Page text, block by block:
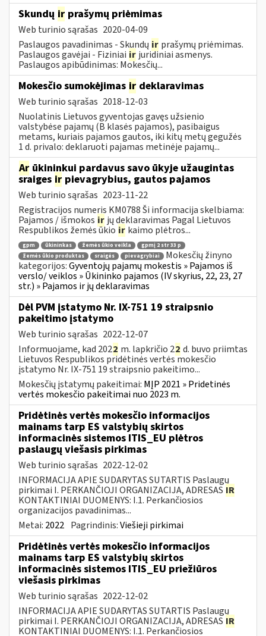
Skundų ir prašymų priėmimas
Web turinio sąrašas 2020-04-09
Paslaugos pavadinimas - Skundų ir prašymų priėmimas.
Paslaugos gavėjai - Fiziniai ir juridiniai asmenys.
Paslaugos apibūdinimas: Mokesčių...
Mokesčio sumokėjimas ir deklaravimas
Web turinio sąrašas 2018-12-03
Nuolatinis Lietuvos gyventojas gavęs užsienio
valstybėse pajamų (B klasės pajamos), pasibaigus
metams, kuriais pajamos gautos, iki kitų metų gegužės
1 d. privalo: deklaruoti pajamas metinėje pajamų...
Ar ūkininkui pardavus savo ūkyje užaugintas
sraiges ir pievagrybius, gautos pajamos
Web turinio sąrašas 2023-11-22
Registracijos numeris KM0788 Ši informacija skelbiama:
Pajamos / išmokos ir jų deklaravimas Pagal Lietuvos
Respublikos žemės ūkio ir kaimo plėtros...
gpm ūkininkas žemės ūkio veikla
gpmį 2 str 33 p
žemės ūkio produktas
sraigės pievagrybiai
Mokesčių žinyno
kategorijos:Gyventojų pajamų mokestis » Pajamos iš
verslo/ veiklos » Ūkininko pajamos (IV skyrius, 22, 23, 27
str.) » Pajamos ir jų deklaravimas
Dėl PVM įstatymo Nr. IX-751 19 straipsnio
pakeitimo įstatymo
Web turinio sąrašas 2022-12-07
Informuojame, kad 2022 m. lapkričio 22 d. buvo priimtas
Lietuvos Respublikos pridėtinės vertės mokesčio
įstatymo Nr. IX-751 19 straipsnio pakeitimo...
Mokesčių įstatymų pakeitimai: MĮP 2021 » Pridetinės
vertės mokesčio pakeitimai nuo 2023 m.
Pridėtinės vertės mokesčio informacijos
mainams tarp ES valstybių skirtos
informacinės sistemos ITIS_EU plėtros
paslaugų viešasis pirkimas
Web turinio sąrašas 2022-12-02
INFORMACIJA APIE SUDARYTAS SUTARTIS Paslaugų
pirkimai I. PERKANČIOJI ORGANIZACIJA, ADRESAS IR
KONTAKTINIAI DUOMENYS: I.1. Perkančiosios
organizacijos pavadinimas...
Metai: 2022 Pagrindinis:Viešieji pirkimai
Pridėtinės vertės mokesčio informacijos
mainams tarp ES valstybių skirtos
informacinės sistemos ITIS_EU priežiūros
viešasis pirkimas
Web turinio sąrašas 2022-12-02
INFORMACIJA APIE SUDARYTAS SUTARTIS Paslaugų
pirkimai I. PERKANČIOJI ORGANIZACIJA, ADRESAS IR
KONTAKTINIAI DUOMENYS: I.1. Perkančiosios